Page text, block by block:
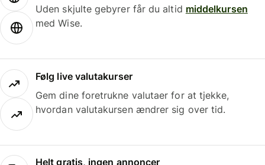
Uden skjulte gebyrer får du altid middelkursen
med Wise.
Følg live valutakurser
Gem dine foretrukne valutaer for at tjekke,
hvordan valutakursen ændrer sig over tid.
Helt gratis, ingen annoncer